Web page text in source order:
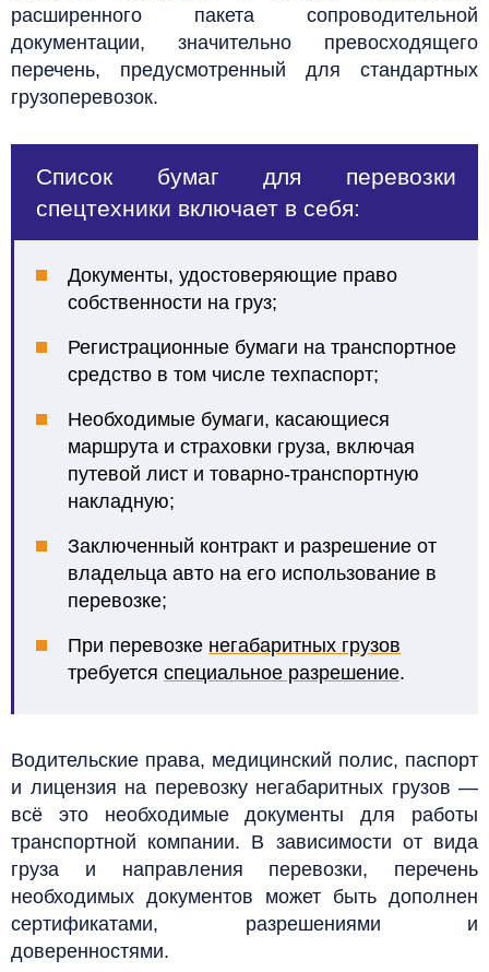
расширенного пакета сопроводительной
документации, значительно превосходящего
перечень, предусмотренный для стандартных
грузоперевозок.
Список бумаг для перевозки
спецтехники включает в себя:
Документы, удостоверяющие право
собственности на груз;
Регистрационные бумаги на транспортное
средство в том числе техпаспорт;
Необходимые бумаги, касающиеся
маршрута и страховки груза, включая
путевой лист и товарно-транспортную
накладную;
Заключенный контракт и разрешение от
владельца авто на его использование в
перевозке;
При перевозке негабаритных грузов
требуется специальное разрешение.
Водительские права, медицинский полис, паспорт
и лицензия на перевозку негабаритных грузов —
всё это необходимые документы для работы
транспортной компании. В зависимости от вида
груза и направления перевозки, перечень
необходимых документов может быть дополнен
сертификатами, разрешениями и
доверенностями.